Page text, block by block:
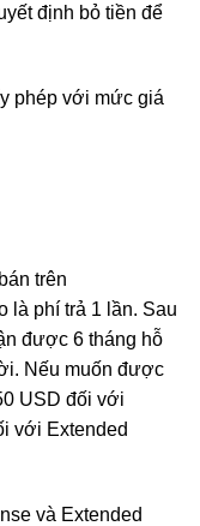
định bỏ tiền để
phép với mức giá
trên
là phí trả 1 lần. Sau
được 6 tháng hỗ
Nếu muốn được
USD đối với
với Extended
và Extended